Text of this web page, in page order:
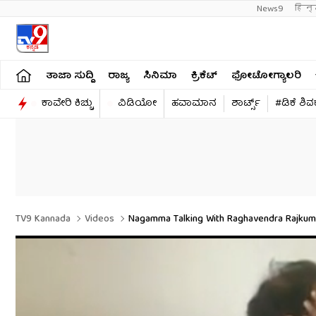
News9
ತಾಜಾ ಸುದ್ದಿ ರಾಜ್ಯ ಸಿನಿಮಾ ಕ್ರಿಕೆಟ್​ ಫೋಟೋಗ್ಯಾಲರಿ
ಕಾವೇರಿ ಕಿಚ್ಚು
ವಿಡಿಯೋ ಹವಾಮಾನ ಶಾರ್ಟ್ಸ್​ #ಡಿಕೆ
TV9 Kannada Videos Nagamma Talking With Raghavendra